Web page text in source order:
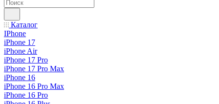
Каталог
IPhone
iPhone 17
iPhone Air
iPhone 17 Pro
iPhone 17 Pro Max
iPhone 16
iPhone 16 Pro Max
iPhone 16 Pro